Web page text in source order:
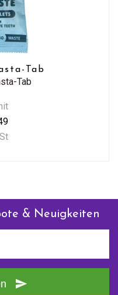
Tab
Tab
& Neuigkeiten